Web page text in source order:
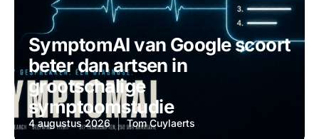
SymptomAI van Google scoort
beter dan artsen in
grootschalige
symptoomstudie
4 augustus 2026 Tom Cuylaerts